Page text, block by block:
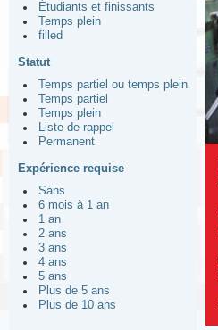
Étudiants et finissants
Temps plein
filled
Statut
Temps partiel ou temps plein
Temps partiel
Temps plein
Liste de rappel
Permanent
Expérience requise
Sans
6 mois à 1 an
1 an
2 ans
3 ans
4 ans
5 ans
Plus de 5 ans
Plus de 10 ans